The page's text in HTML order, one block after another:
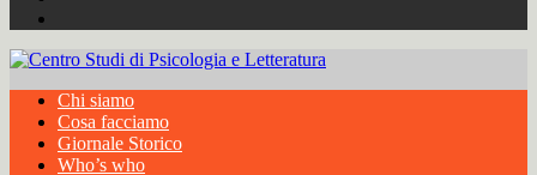
Chi siamo
Cosa facciamo
Giornale Storico
Who’s who